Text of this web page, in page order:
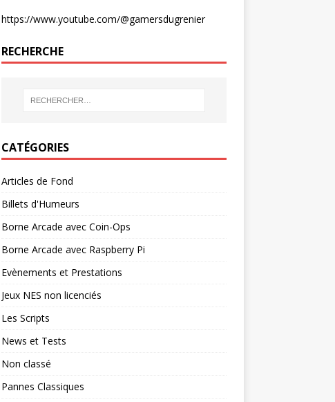
https://www.youtube.com/@gamersdugrenier
RECHERCHE
CATÉGORIES
Articles de Fond
Billets d'Humeurs
Borne Arcade avec Coin-Ops
Borne Arcade avec Raspberry Pi
Evènements et Prestations
Jeux NES non licenciés
Les Scripts
News et Tests
Non classé
Pannes Classiques